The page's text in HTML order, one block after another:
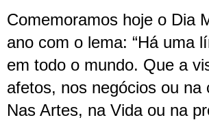
Comemoramos hoje o Dia
ano com o lema: “Há uma
em todo o mundo. Que a
afetos, nos negócios ou
Nas Artes, na Vida ou na